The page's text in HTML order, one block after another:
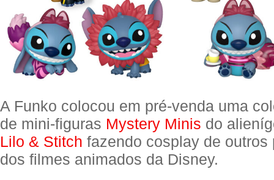
A Funko colocou em pré-venda uma
de mini-figuras Mystery Minis do
Lilo & Stitch fazendo cosplay de outros
dos filmes animados da Disney.